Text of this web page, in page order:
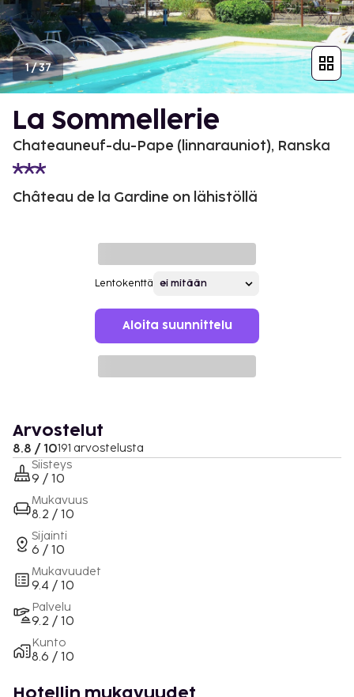
1/37
La Sommellerie
Chateauneuf-du-Pape (linnarauniot), Ranska
Château de la Gardine on lähistöllä
Lentokenttä
Aloita suunnittelu
Arvostelut
8.8 / 10191 arvostelusta
Siisteys
9 / 10
Mukavuus
8.2 / 10
Sijainti
6 / 10
Mukavuudet
9.4 / 10
Palvelu
9.2 / 10
Kunto
8.6 / 10
Hotellin mukavuudet